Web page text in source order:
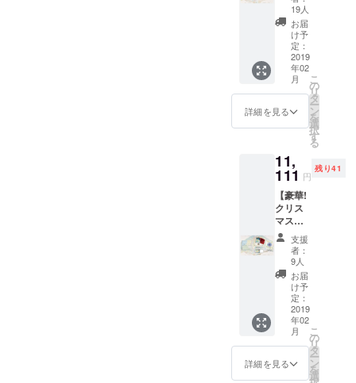
せてい
ただき
ます。
｜最も
美しい
クリス
福の世
界樹-｜
13:00-
22:00
場
所
｜
EARTH
＋
GALLE
RY 江
東区木
場3-18-
注意｜
チケッ
トの送
りませ
アー
ティス
MahoS
honoが
担当、
エシカ
ファッ
ション
Liv:ra（
リブ
ラ）と
の共同
制作で
す。 ※
素材シ
ルク
100％ /
草木染
め ※縁
の仕様
は変更
される
ます。
※カラー
わるは
じまり
となる
ような
時間と
なりま
すよう
に。 日
時｜
12:00（
10:00）
会場｜
EARTH
＋
GALLE
RY ２F
※チケッ
トの送
付はあ
りませ
ん。リ
ターン
購入画
面が入
場チ
となり
ます。
の愛の
体験か
ら学ん
だ、生
きると
いうこ
と。自
分を知
るとい
という
ことを
す。こ
の日か
ら、人
生の変
わるは
じまり
となる
ような
時間と
なりま
すよう
に。 日
時｜
10:30-
12:00（
Oカード
＋
MahoS
honoポ
スト
カード
「CHA
NGEシ
リーズ
(3枚
2600人
が受け
取って
いる奇
跡の
カード
がリ
ターン
に登場
です。
今年の
クリス
マスは
200人の
タイの
孤児院
の子供
19人
お届
け予
定：
2019
年02
月
詳細を見る
こ
の
リ
タ
ー
ン
を
選
択
す
る
11,
111 円
残り41
【豪華!
クリス
マス特
別
MIRAC
LE4点
セッ
ト】
◆『Xm
as特別
封筒で
届く
ZENCH
Oカー
ド』
支援
者：
9人
お届
け予
定：
2019
年02
月
詳細を見る
こ
の
リ
タ
ー
ン
を
選